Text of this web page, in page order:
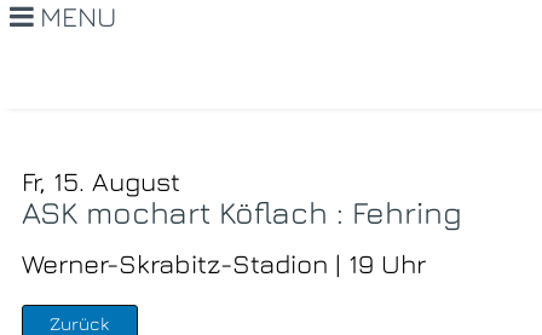
MENU
Fr, 15. August
ASK mochart Köflach : Fehring
Werner-Skrabitz-Stadion | 19 Uhr
Zurück